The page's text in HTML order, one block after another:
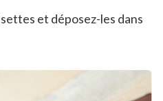
et déposez-les dans